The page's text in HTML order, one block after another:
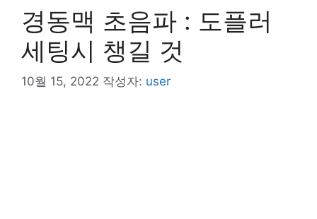
경동맥 초음파 : 도플러
세팅시 챙길 것
10월 15, 2022 작성자: user